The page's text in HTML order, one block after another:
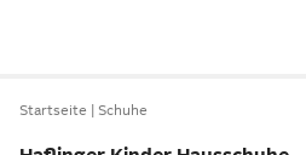
Startseite Schuhe